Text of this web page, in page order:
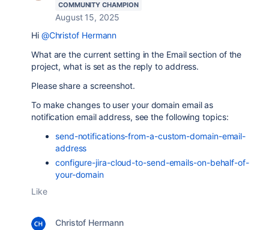
COMMUNITY CHAMPION
August 15, 2025
Hi @Christof Hermann
What are the current setting in the Email section of the
project, what is set as the reply to address.
Please share a screenshot.
To make changes to user your domain email as
notification email address, see the following topics:
send-notifications-from-a-custom-domain-email-
address
configure-jira-cloud-to-send-emails-on-behalf-of-
your-domain
Like
Christof Hermann